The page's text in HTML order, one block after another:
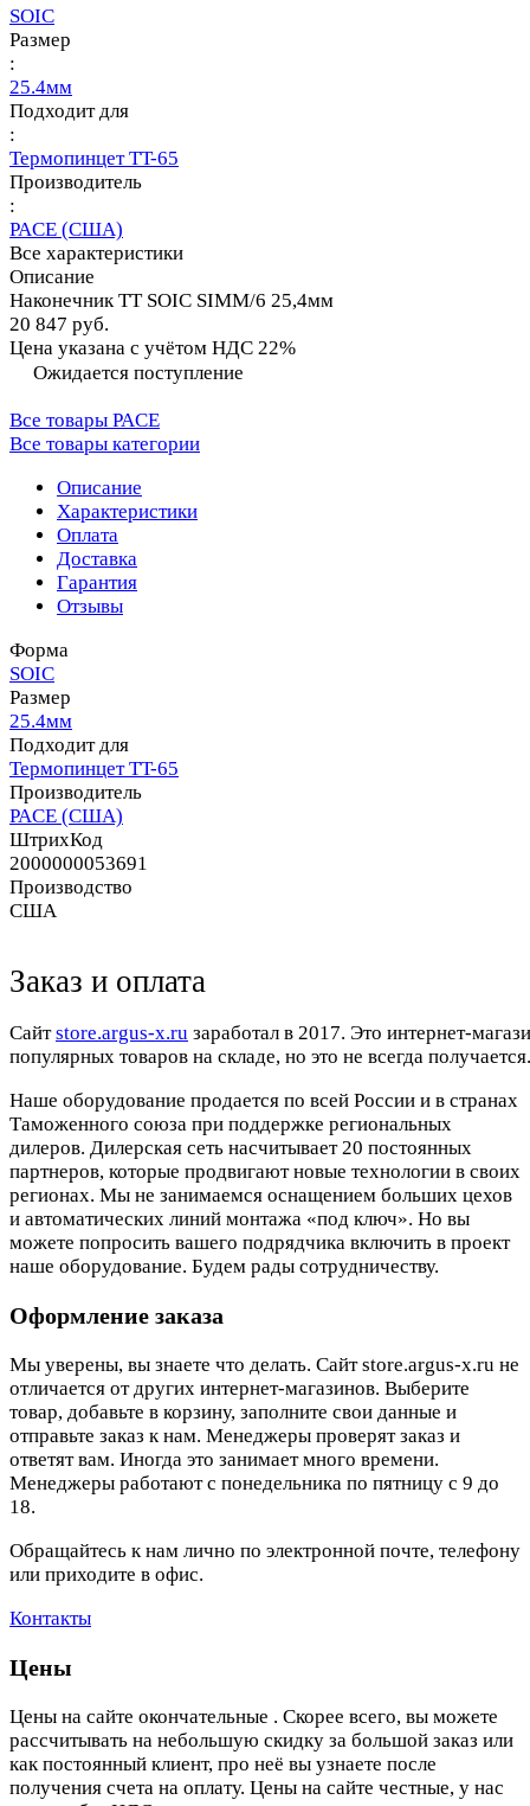
SOIC
Размер
:
25.4мм
Подходит для
:
Термопинцет TT-65
Производитель
:
PACE (США)
Все характеристики
Описание
Наконечник TT SOIC SIMM/6 25,4мм
20 847 руб.
Цена указана с учётом НДС 22%
Ожидается поступление
Все товары PACE
Все товары категории
Описание
Характеристики
Оплата
Доставка
Гарантия
Отзывы
Форма
SOIC
Размер
25.4мм
Подходит для
Термопинцет TT-65
Производитель
PACE (США)
ШтрихКод
2000000053691
Производство
США
Заказ и оплата
Cайтstore.argus-x.ru заработал в 2017. Это интернет-
популярных товаров на складе, но это не всегда
Наше оборудование продается по всей России и в странах
Таможенного союза при поддержке региональных
дилеров. Дилерская сеть насчитывает 20 постоянных
партнеров, которые продвигают новые технологии в своих
регионах. Мы не занимаемся оснащением больших цехов
и автоматических линий монтажа «под ключ». Но вы
можете попросить вашего подрядчика включить в проект
наше оборудование. Будем рады сотрудничеству.
Оформление заказа
Мы уверены, вы знаете что делать. Сайт store.argus-x.ru не
отличается от других интернет-магазинов. Выберите
товар, добавьте в корзину, заполните свои данные и
отправьте заказ к нам. Менеджеры проверят заказ и
ответят вам. Иногда это занимает много времени.
Менеджеры работают с понедельника по пятницу с 9 до
18.
Обращайтесь к нам лично по электронной почте, телефону
или приходите в офис.
Контакты
Цены
Цены на сайте окончательные . Скорее всего, вы можете
рассчитывать на небольшую скидку за большой заказ или
как постоянный клиент, про неё вы узнаете после
получения счета на оплату. Цены на сайте честные, у нас